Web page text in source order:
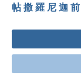
帖 撒 羅 尼 迦 前